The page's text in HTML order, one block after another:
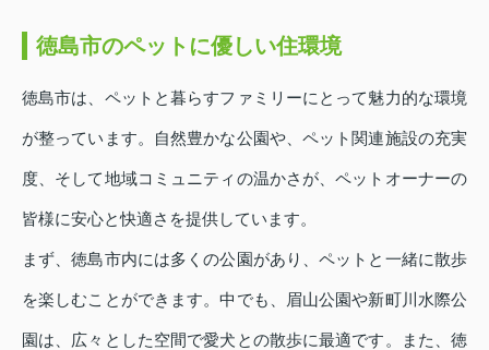
徳島市のペットに優しい住環境
徳島市は、ペットと暮らすファミリーにとって魅力的な環境
が整っています。自然豊かな公園や、ペット関連施設の充実
度、そして地域コミュニティの温かさが、ペットオーナーの
皆様に安心と快適さを提供しています。
まず、徳島市内には多くの公園があり、ペットと一緒に散歩
を楽しむことができます。中でも、眉山公園や新町川水際公
園は、広々とした空間で愛犬との散歩に最適です。また、徳